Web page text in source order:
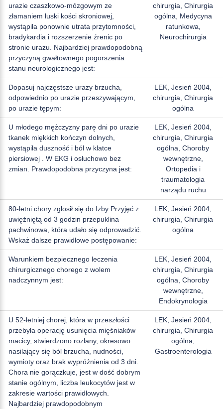
urazie czaszkowo-mózgowym ze
złamaniem łuski kości skroniowej,
wystąpiła ponownie utrata przytomności,
bradykardia i rozszerzenie źrenic po
stronie urazu. Najbardziej prawdopodobną
przyczyną gwałtownego pogorszenia
stanu neurologicznego jest:
chirurgia, Chirurgia
ogólna, Medycyna
ratunkowa,
Neurochirurgia
Dopasuj najczęstsze urazy brzucha,
odpowiednio po urazie przeszywającym,
po urazie tępym:
LEK, Jesień 2004,
chirurgia, Chirurgia
ogólna
U młodego mężczyzny parę dni po urazie
tkanek miękkich kończyn dolnych,
wystąpiła duszność i ból w klatce
piersiowej . W EKG i osłuchowo bez
zmian. Prawdopodobna przyczyna jest:
LEK, Jesień 2004,
chirurgia, Chirurgia
ogólna, Choroby
wewnętrzne,
Ortopedia i
traumatologia
narządu ruchu
80-letni chory zgłosił się do Izby Przyjęć z
uwięźniętą od 3 godzin przepuklina
pachwinowa, która udało się odprowadzić.
Wskaż dalsze prawidłowe postępowanie:
LEK, Jesień 2004,
chirurgia, Chirurgia
ogólna
Warunkiem bezpiecznego leczenia
chirurgicznego chorego z wolem
nadczynnym jest:
LEK, Jesień 2004,
chirurgia, Chirurgia
ogólna, Choroby
wewnętrzne,
Endokrynologia
U 52-letniej chorej, która w przeszłości
przebyła operację usunięcia mięśniaków
macicy, stwierdzono rozlany, okresowo
nasilający się ból brzucha, nudności,
wymioty oraz brak wypróżnienia od 3 dni.
Chora nie gorączkuje, jest w dość dobrym
stanie ogólnym, liczba leukocytów jest w
zakresie wartości prawidłowych.
Najbardziej prawdopodobnym
LEK, Jesień 2004,
chirurgia, Chirurgia
ogólna,
Gastroenterologia